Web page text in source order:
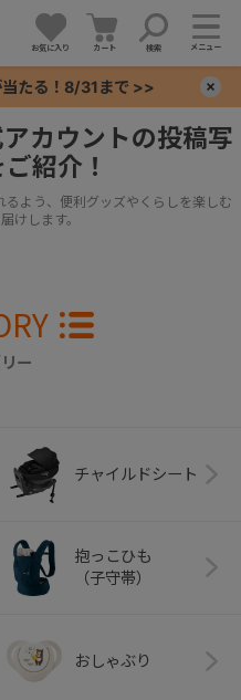
お気に入り カート 検索 メニュー
たる！8/31まで >>
カウントの投稿写
紹介！
よう、便利グッズやくらしを楽しむ
けします。
ー
チャイルドシート
抱っこひも
（子守帯）
おしゃぶり